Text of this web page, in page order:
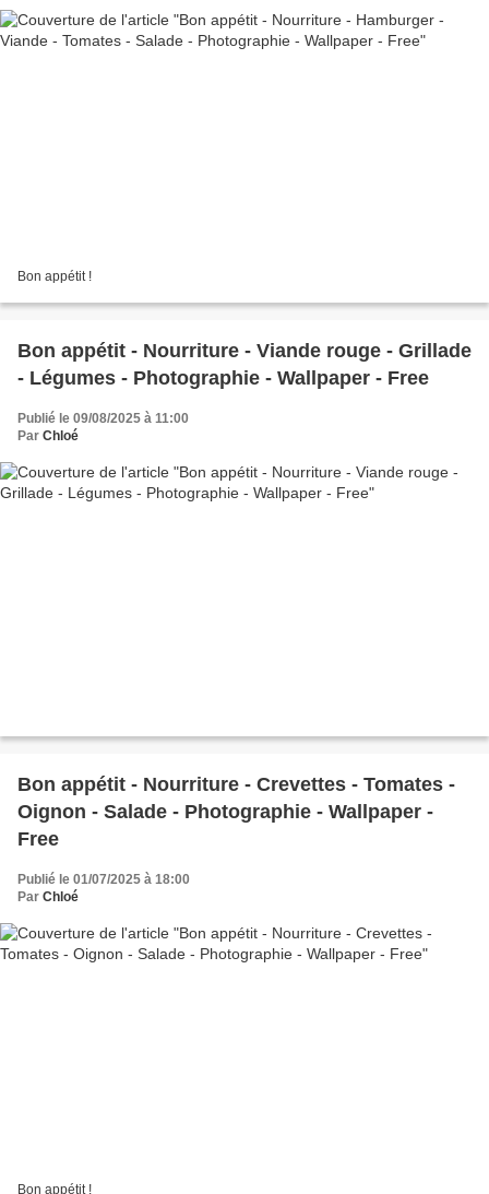
Bon appétit !
Bon appétit - Nourriture - Viande rouge - Grillade
- Légumes - Photographie - Wallpaper - Free
Publié le 09/08/2025 à 11:00
Par Chloé
Bon appétit - Nourriture - Crevettes - Tomates -
Oignon - Salade - Photographie - Wallpaper -
Free
Publié le 01/07/2025 à 18:00
Par Chloé
Bon appétit !